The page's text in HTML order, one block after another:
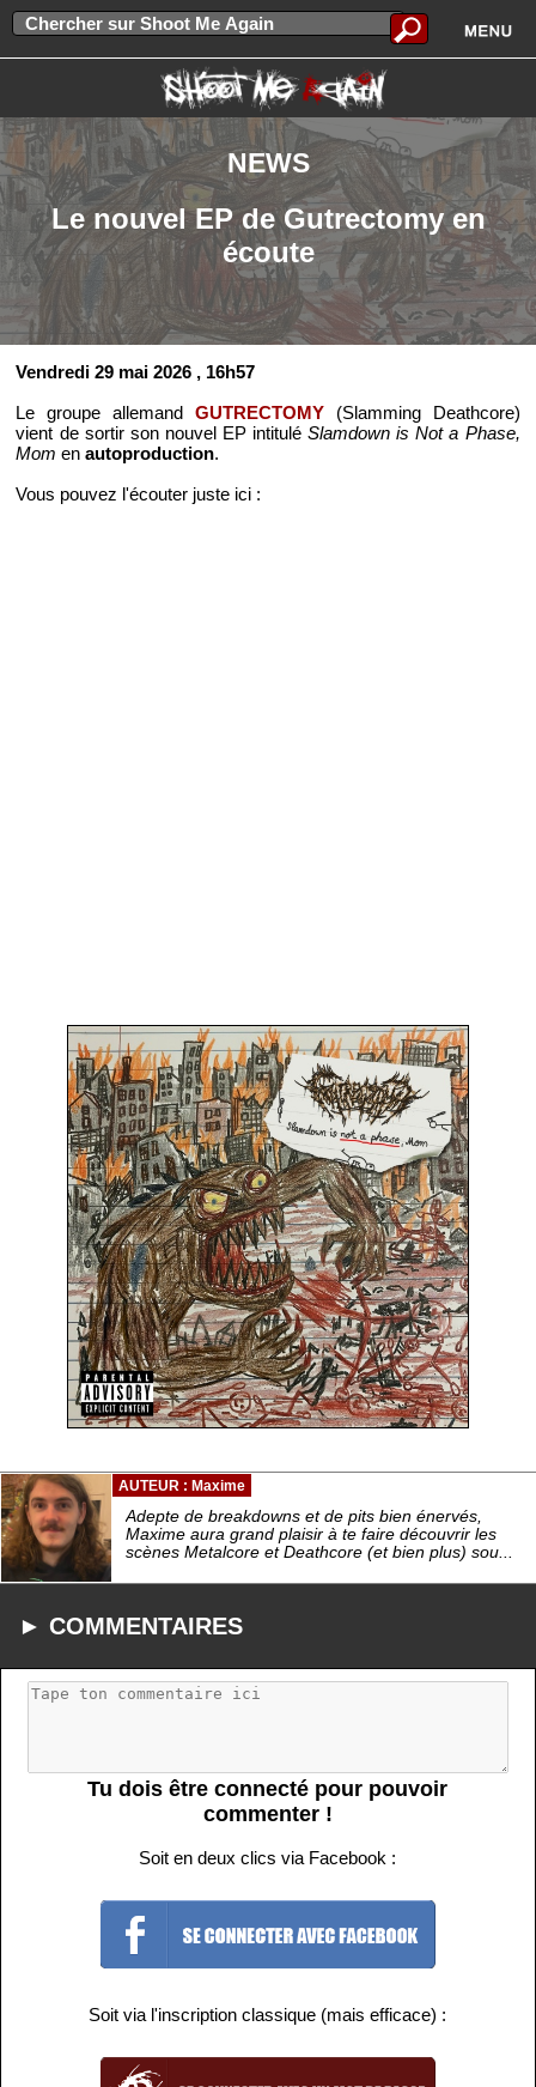
NEWS
Le nouvel EP de Gutrectomy en
écoute
Vendredi 29 mai 2026 , 16h57
Le groupe allemand GUTRECTOMY(Slamming Deathcore)
vient de sortir son nouvel EP intituléSlamdown is Not a Phase,
Mom enautoproduction.
Vous pouvez l'écouter juste ici :
AUTEUR : Maxime
Adepte de breakdowns et de pits bien énervés,
Maxime aura grand plaisir à te faire découvrir les
scènes Metalcore et Deathcore (et bien plus) sou...
► COMMENTAIRES
Tu dois être connecté pour pouvoir
commenter !
Soit en deux clics via Facebook :
Soit via l'inscription classique (mais efficace) :